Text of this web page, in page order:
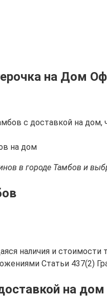
на Дом
с доставкой на
на дом
в городе Тамбов и
наличия и
Статьи 437(2)
на дом